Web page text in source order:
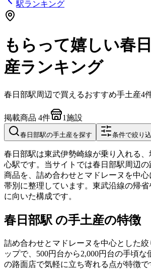
駅ランキング
もらって嬉しい春
産ランキング
春日部駅周辺で買えるおすすめ手土産4
掲載商品 4件 1施設
春日部駅の手土産を探す 条件で絞り
春日部駅は東武伊勢崎線が乗り入れる
心駅です。当サイトでは春日部駅周辺
商品を、詰め合わせとマドレーヌを中
帯別に整理しています。東武沿線の帰
に向いた構成です。
春日部駅 の手土産の特徴
詰め合わせとマドレーヌを中心とした
ップで、500円台から2,000円台の手頃
の路面店で気軽に立ち寄れる点が特徴で